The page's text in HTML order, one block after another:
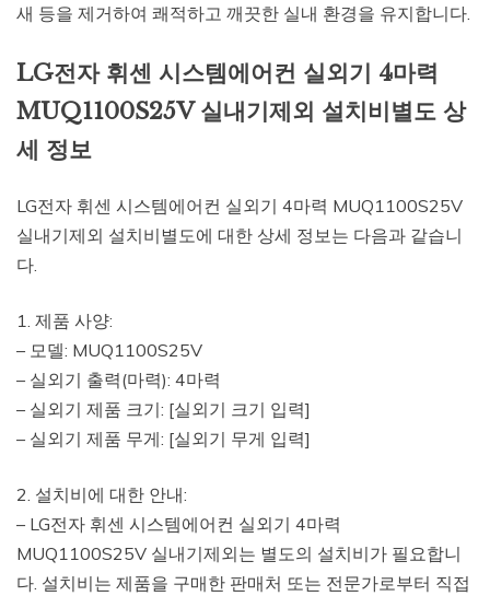
새 등을 제거하여 쾌적하고 깨끗한 실내 환경을 유지합니다.
LG전자 휘센 시스템에어컨 실외기 4마력
MUQ1100S25V 실내기제외 설치비별도 상
세 정보
LG전자 휘센 시스템에어컨 실외기 4마력 MUQ1100S25V
실내기제외 설치비별도에 대한 상세 정보는 다음과 같습니
다.
1. 제품 사양:
– 모델: MUQ1100S25V
– 실외기 출력(마력): 4마력
– 실외기 제품 크기: [실외기 크기 입력]
– 실외기 제품 무게: [실외기 무게 입력]
2. 설치비에 대한 안내:
– LG전자 휘센 시스템에어컨 실외기 4마력
MUQ1100S25V 실내기제외는 별도의 설치비가 필요합니
다. 설치비는 제품을 구매한 판매처 또는 전문가로부터 직접